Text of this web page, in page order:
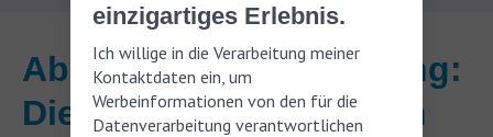
Absolutes Gehör training:
Die Apps zum trainieren
einzigartiges Erlebnis.
Ich willige in die Verarbeitung meiner
Kontaktdaten ein, um
Werbeinformationen von den für die
Datenverarbeitung verantwortlichen